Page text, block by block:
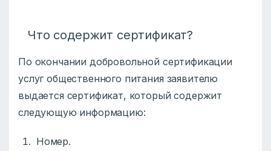
Что содержит сертификат?
По окончании добровольной сертификации
услуг общественного питания заявителю
выдается сертификат, который содержит
следующую информацию:
Номер.